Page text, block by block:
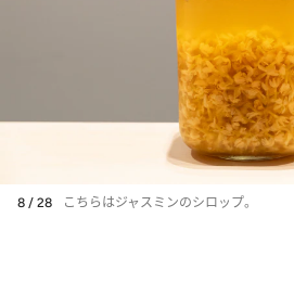
8 / 28 こちらはジャスミンのシロップ。